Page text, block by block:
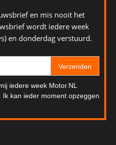
en mis nooit het
wordt iedere week
en donderdag verstuurd.
Verzenden
iedere week Motor.NL
kan ieder moment opzeggen